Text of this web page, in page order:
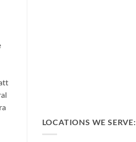
LOCATIONS WE SERVE: